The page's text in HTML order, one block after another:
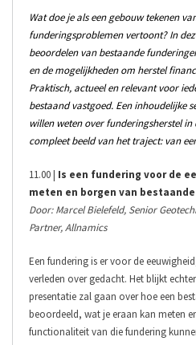
Wat doe je als een gebouw tekenen
funderingsproblemen vertoont? In
beoordelen van bestaande
en de mogelijkheden om herstel
Praktisch, actueel en relevant voor
bestaand vastgoed. Een inhoudelijke
willen weten over funderingsherstel
compleet beeld van het traject: van
11.00 | Is een fundering voor de
meten en borgen van
Door: Marcel Bielefeld, Senior
Partner, Allnamics
Een fundering is er voor de
verleden over gedacht. Het blijkt
presentatie zal gaan over hoe een
beoordeeld, wat je eraan kan meten
functionaliteit van die fundering